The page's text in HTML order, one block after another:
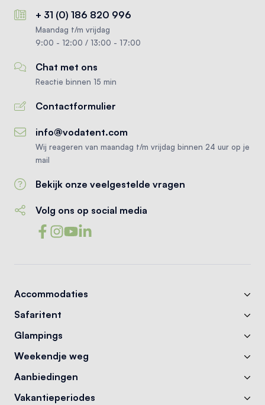
+ 31 (0) 186 820 996
Maandag t/m vrijdag
9:00 - 12:00 / 13:00 - 17:00
Chat met ons
Reactie binnen 15 min
Contactformulier
info@vodatent.com
Wij reageren van maandag t/m vrijdag binnen 24 uur op je
mail
Bekijk onze veelgestelde vragen
Volg ons op social media
Accommodaties
Safaritent
Glampings
Weekendje weg
Aanbiedingen
Vakantieperiodes